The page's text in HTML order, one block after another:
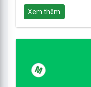
Xem thêm